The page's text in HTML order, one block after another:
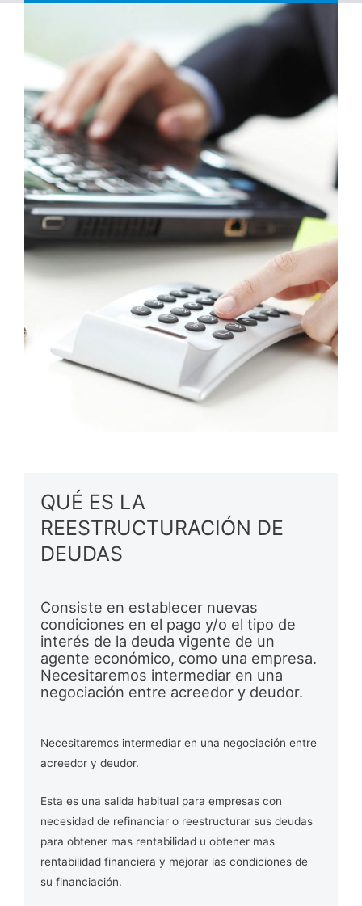
QUÉ ES LA
REESTRUCTURACIÓN DE
DEUDAS
Consiste en establecer nuevas
condiciones en el pago y/o el tipo de
interés de la deuda vigente de un
agente económico, como una empresa.
Necesitaremos intermediar en una
negociación entre acreedor y deudor.
Necesitaremos intermediar en una negociación entre
acreedor y deudor.
Esta es una salida habitual para empresas con
necesidad de refinanciar o reestructurar sus deudas
para obtener mas rentabilidad u obtener mas
rentabilidad financiera y mejorar las condiciones de
su financiación.